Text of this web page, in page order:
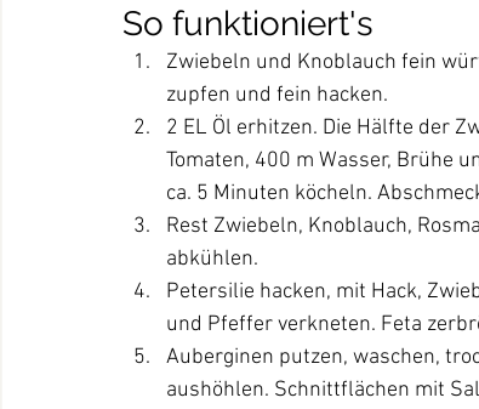
So funktioniert's
Zwiebeln und Knoblauch fein
zupfen und fein hacken.
2 EL Öl erhitzen. Die Hälfte der
Tomaten, 400 m Wasser, Brühe
ca. 5 Minuten köcheln.
Rest Zwiebeln, Knoblauch,
abkühlen.
Petersilie hacken, mit Hack,
und Pfeffer verkneten. Feta
Auberginen putzen, waschen,
aushöhlen. Schnittflächen mit